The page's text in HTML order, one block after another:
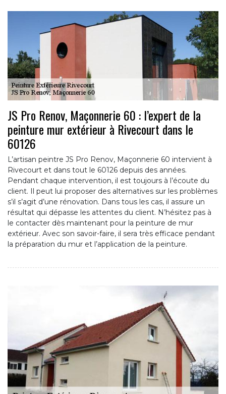
JS Pro Renov, Maçonnerie 60 : l’expert de la
peinture mur extérieur à Rivecourt dans le
60126
L’artisan peintre JS Pro Renov, Maçonnerie 60 intervient à
Rivecourt et dans tout le 60126 depuis des années.
Pendant chaque intervention, il est toujours à l’écoute du
client. Il peut lui proposer des alternatives sur les problèmes
s’il s’agit d’une rénovation. Dans tous les cas, il assure un
résultat qui dépasse les attentes du client. N’hésitez pas à
le contacter dès maintenant pour la peinture de mur
extérieur. Avec son savoir-faire, il sera très efficace pendant
la préparation du mur et l’application de la peinture.